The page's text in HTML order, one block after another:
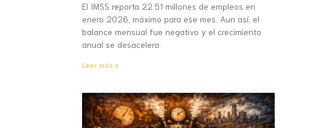
El IMSS reporta 22.51 millones de empleos en
enero 2026, máximo para ese mes. Aun así, el
balance mensual fue negativo y el crecimiento
anual se desacelera.
Leer más »